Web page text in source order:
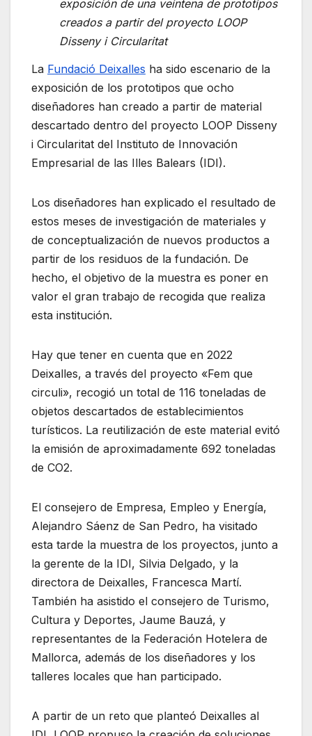
exposición de una veintena de prototipos
creados a partir del proyecto LOOP
Disseny i Circularitat
La Fundació Deixalles ha sido escenario de la
exposición de los prototipos que ocho
diseñadores han creado a partir de material
descartado dentro del proyecto LOOP Disseny
i Circularitat del Instituto de Innovación
Empresarial de las Illes Balears (IDI).
Los diseñadores han explicado el resultado de
estos meses de investigación de materiales y
de conceptualización de nuevos productos a
partir de los residuos de la fundación. De
hecho, el objetivo de la muestra es poner en
valor el gran trabajo de recogida que realiza
esta institución.
Hay que tener en cuenta que en 2022
Deixalles, a través del proyecto «Fem que
circuli», recogió un total de 116 toneladas de
objetos descartados de establecimientos
turísticos. La reutilización de este material evitó
la emisión de aproximadamente 692 toneladas
de CO2.
El consejero de Empresa, Empleo y Energía,
Alejandro Sáenz de San Pedro, ha visitado
esta tarde la muestra de los proyectos, junto a
la gerente de la IDI, Silvia Delgado, y la
directora de Deixalles, Francesca Martí.
También ha asistido el consejero de Turismo,
Cultura y Deportes, Jaume Bauzá, y
representantes de la Federación Hotelera de
Mallorca, además de los diseñadores y los
talleres locales que han participado.
A partir de un reto que planteó Deixalles al